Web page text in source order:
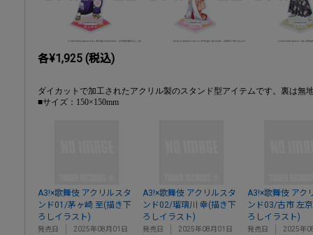
各¥1,925 (税込)
ダイカットで加工されたアクリル製のスタンド型アイテムです。裏は無
■サイズ：150×150mm
A3!×歌舞伎 アクリルスタ
ンド01/茅ヶ崎 至(描き下
ろしイラスト)
発売日
2025年08月01日
A3!×歌舞伎 アクリルスタ
ンド02/瑠璃川 幸(描き下
ろしイラスト)
発売日
2025年08月01日
A3!×歌舞伎 アク
ンド03/古市 左
ろしイラスト)
発売日
2025年